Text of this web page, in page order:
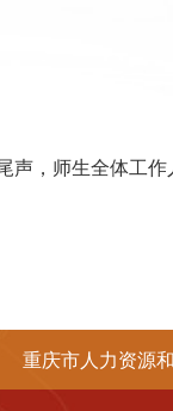
声，师生全体工
重庆市人力资源